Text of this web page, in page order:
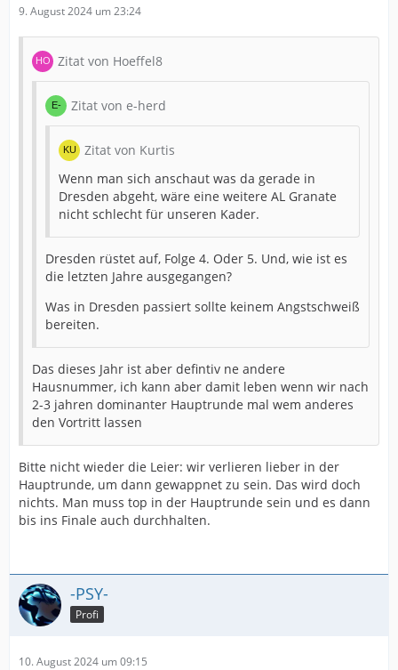
und dann doch noch Peter Quenneville im Sturm.
*träum*
9. August 2024 um 23:24
Zitat von Hoeffel8
Zitat von e-herd
Zitat von Kurtis
Wenn man sich anschaut was da gerade in
Dresden abgeht, wäre eine weitere AL Granate
nicht schlecht für unseren Kader.
Dresden rüstet auf, Folge 4. Oder 5. Und, wie ist es
die letzten Jahre ausgegangen?
Was in Dresden passiert sollte keinem Angstschweiß
bereiten.
Das dieses Jahr ist aber defintiv ne andere
Hausnummer, ich kann aber damit leben wenn wir nach
2-3 jahren dominanter Hauptrunde mal wem anderes
den Vortritt lassen
Bitte nicht wieder die Leier: wir verlieren lieber in der
Hauptrunde, um dann gewappnet zu sein. Das wird doch
nichts. Man muss top in der Hauptrunde sein und es dann
bis ins Finale auch durchhalten.
-PSY-
Profi
10. August 2024 um 09:15